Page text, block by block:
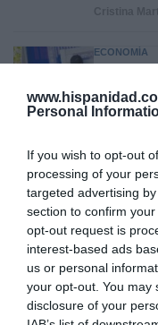
Personal
If you wish to opt-out
processing of your
targeted advertising
section to confirm
opt-out request is
interest-based ads
us or personal
your opt-out. You may
disclosure of your
ECONOMÍA
Seamos
Eulogio
Memes.
Redacción
reforma
es